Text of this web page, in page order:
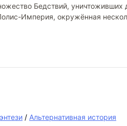
Бедствий, уничтоживших
Империя, окружённая
/ Альтернативная история